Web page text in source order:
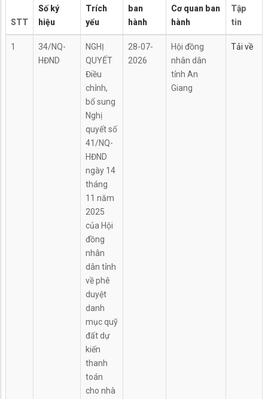
STT
Số ký
hiệu
Trích
yếu
ban
hành
Cơ quan ban
hành
Tập
tin
1
34/NQ-
HĐND
NGHỊ
QUYẾT
Điều
chỉnh,
bổ sung
Nghị
quyết số
41/NQ-
HĐND
ngày 14
tháng
11 năm
2025
của Hội
đồng
nhân
dân tỉnh
về phê
duyệt
danh
mục quỹ
đất dự
kiến
thanh
toán
cho nhà
28-07-
2026
Hội đồng
nhân dân
tỉnh An
Giang
Tải về